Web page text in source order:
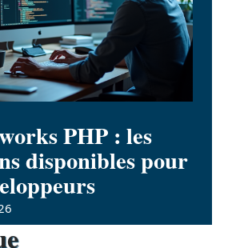
PHP : les
disponibles pour